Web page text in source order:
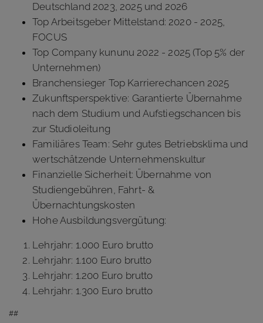
Deutschland 2023, 2025 und 2026
Top Arbeitsgeber Mittelstand: 2020 - 2025,
FOCUS
Top Company kununu 2022 - 2025 (Top 5% der
Unternehmen)
Branchensieger Top Karrierechancen 2025
Zukunftsperspektive: Garantierte Übernahme
nach dem Studium und Aufstiegschancen bis
zur Studioleitung
Familiäres Team: Sehr gutes Betriebsklima und
wertschätzende Unternehmenskultur
Finanzielle Sicherheit: Übernahme von
Studiengebühren, Fahrt- &
Übernachtungskosten
Hohe Ausbildungsvergütung:
Lehrjahr: 1.000 Euro brutto
Lehrjahr: 1.100 Euro brutto
Lehrjahr: 1.200 Euro brutto
Lehrjahr: 1.300 Euro brutto
##